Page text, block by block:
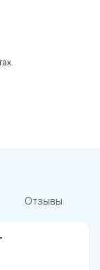
Отзывы